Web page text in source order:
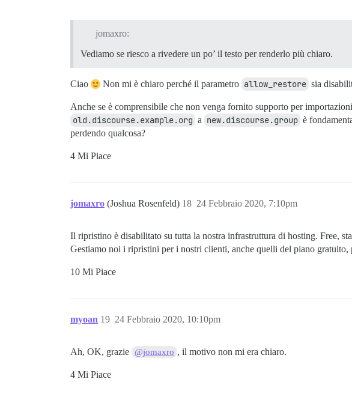
jomaxro:
Vediamo se riesco a rivedere un po’ il testo per renderlo più chiaro.
Ciao Non mi è chiaro perché il parametro allow_restore sia
Anche se è comprensibile che non venga fornito supporto per
old.discourse.example.org a new.discourse.group è
perdendo qualcosa?
4 Mi Piace
jomaxro (Joshua Rosenfeld) 24 Febbraio 2020, 7:10pm
18
Il ripristino è disabilitato su tutta la nostra infrastruttura di hosting. Free,
Gestiamo noi i ripristini per i nostri clienti, anche quelli del piano gratuito,
10 Mi Piace
myoan 24 Febbraio 2020, 10:10pm
19
Ah, OK, grazie @jomaxro , il motivo non mi era chiaro.
4 Mi Piace